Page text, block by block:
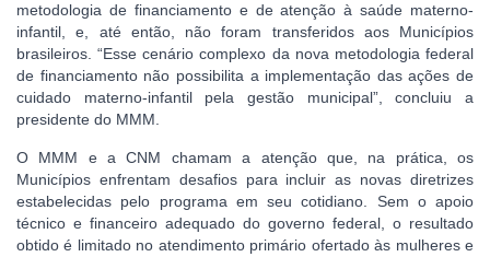
metodologia de financiamento e de atenção à saúde materno-
infantil, e, até então, não foram transferidos aos Municípios
brasileiros. “Esse cenário complexo da nova metodologia federal
de financiamento não possibilita a implementação das ações de
cuidado materno-infantil pela gestão municipal”, concluiu a
presidente do MMM.
O MMM e a CNM chamam a atenção que, na prática, os
Municípios enfrentam desafios para incluir as novas diretrizes
estabelecidas pelo programa em seu cotidiano. Sem o apoio
técnico e financeiro adequado do governo federal, o resultado
obtido é limitado no atendimento primário ofertado às mulheres e